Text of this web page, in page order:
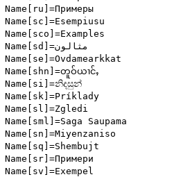
Name[ru]=Примеры
Name[sc]=Esempiusu
Name[sco]=Examples
Name[sd]=مثالون
Name[se]=Ovdamearkkat
Name[shn]=တူဝ်ယၢင်ႇ
Name[si]=නිදසුන්
Name[sk]=Príklady
Name[sl]=Zgledi
Name[sml]=Saga Saupama
Name[sn]=Miyenzaniso
Name[sq]=Shembujt
Name[sr]=Примери
Name[sv]=Exempel